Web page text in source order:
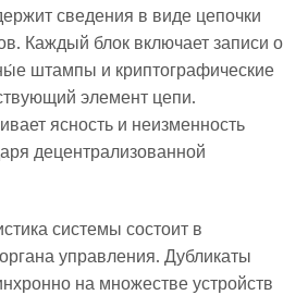
сведения в виде цепочки
Каждый блок включает записи о
штампы и криптографические
элемент цепи.
ясность и неизменность
децентрализованной
системы состоит в
управления. Дубликаты
на множестве устройств